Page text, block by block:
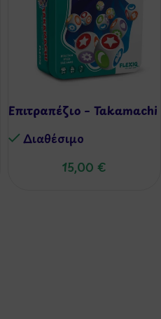
Επιτραπέζιο – Takamachi
Διαθέσιμo
15,00 €